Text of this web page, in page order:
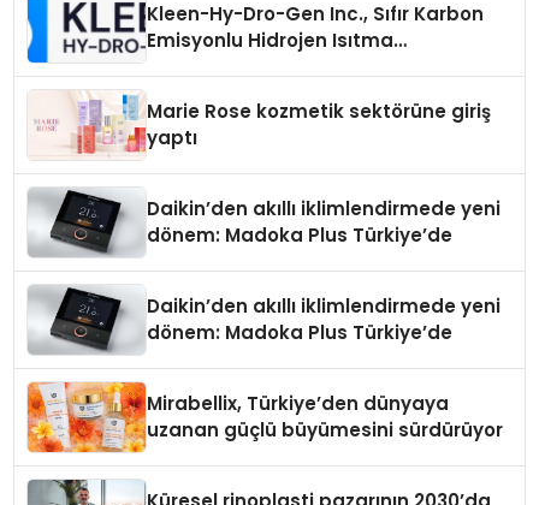
Kleen-Hy-Dro-Gen Inc., Sıfır Karbon
Emisyonlu Hidrojen Isıtma
Marie Rose kozmetik sektörüne giriş
yaptı
Daikin’den akıllı iklimlendirmede yeni
dönem: Madoka Plus Türkiye’de
Daikin’den akıllı iklimlendirmede yeni
dönem: Madoka Plus Türkiye’de
Mirabellix, Türkiye’den dünyaya
uzanan güçlü büyümesini sürdürüyor